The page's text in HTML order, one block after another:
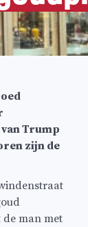
Trump
zijn de
de man met